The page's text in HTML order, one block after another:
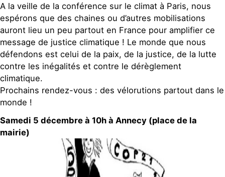
A la veille de la conférence sur le climat à Paris, nous
espérons que des chaines ou d’autres mobilisations
auront lieu un peu partout en France pour amplifier ce
message de justice climatique ! Le monde que nous
défendons est celui de la paix, de la justice, de la lutte
contre les inégalités et contre le dérèglement
climatique.
Prochains rendez-vous : des vélorutions partout dans le
monde !
Samedi 5 décembre à 10h à Annecy (place de la
mairie)